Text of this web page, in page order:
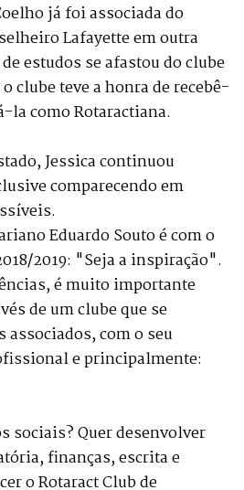
já foi associada do
Lafayette em outra
estudos se afastou do clube
clube teve a honra de recebê-
la como Rotaractiana.
Jessica continuou
comparecendo em
Eduardo Souto é com o
2019: "Seja a inspiração".
é muito importante
de um clube que se
associados, com o seu
e principalmente:
sociais? Quer desenvolver
finanças, escrita e
o Rotaract Club de